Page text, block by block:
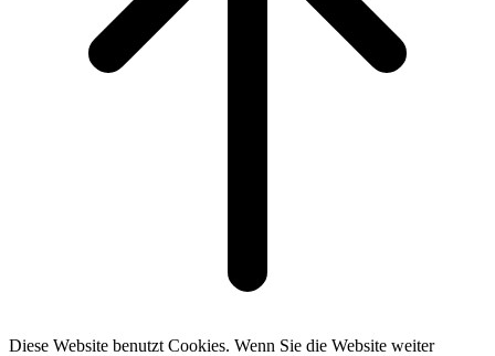
Diese Website benutzt Cookies. Wenn Sie die Website weiter